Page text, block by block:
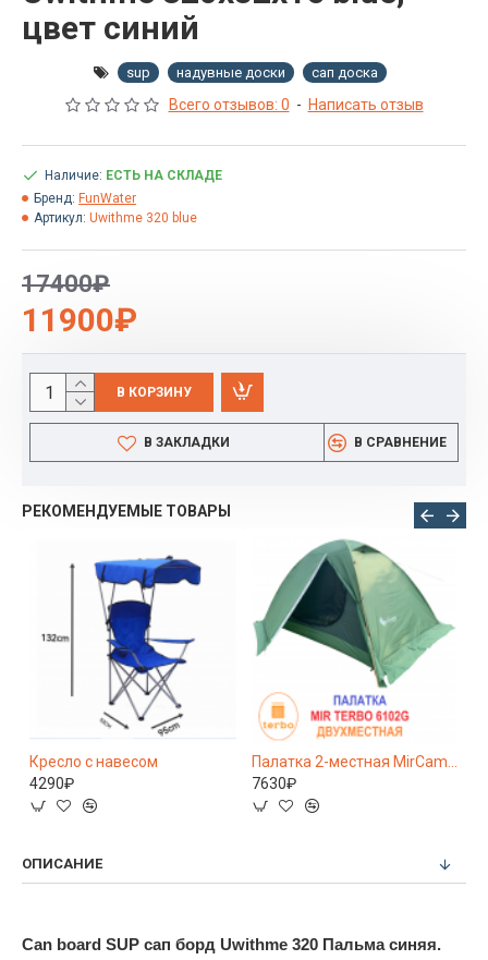
цвет синий
sup надувные доски сап доска
Всего отзывов: 0 - Написать отзыв
11900₽
17400₽
Наличие: ЕСТЬ НА СКЛАДЕ
Бренд: FunWater
Артикул: Uwithmе 320 blue
В КОРЗИНУ
В ЗАКЛАДКИ В СРАВНЕНИЕ
РЕКОМЕНДУЕМЫЕ ТОВАРЫ
Кресло с навесом
4290₽
7630₽
ОПИСАНИЕ
Сan bоаrd SUР cап бoрд Uwithmе 320 Пальма синяя.